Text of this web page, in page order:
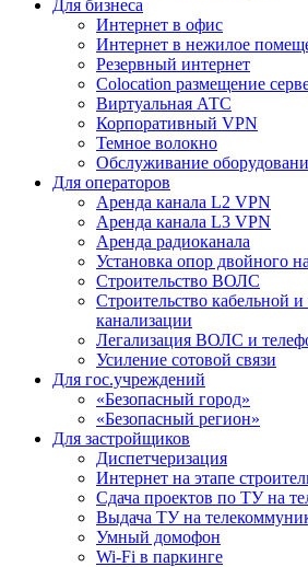
Для бизнеса
Интернет в офис
Интернет в нежилое
Резервный интернет
Colocation размещение
Виртуальная АТС
Корпоративный VPN
Темное волокно
Обслуживание
Для операторов
Аренда канала L2 VPN
Аренда канала L3 VPN
Аренда радиоканала
Установка опор двойного
Строительство ВОЛС
Строительство кабельной
канализации
Легализация ВОЛС и
Усиление сотовой связи
Для гос.учреждений
«Безопасный город»
«Безопасный регион»
Для застройщиков
Диспетчеризация
Интернет на этапе
Сдача проектов по ТУ на
Выдача ТУ на
Умный домофон
Wi-Fi в паркинге